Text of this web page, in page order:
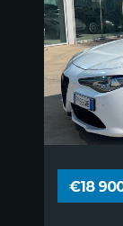
€18